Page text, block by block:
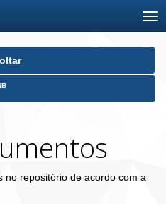
no repositório de acordo com a